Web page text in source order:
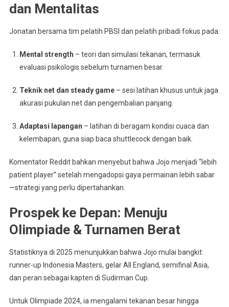
dan Mentalitas
Jonatan bersama tim pelatih PBSI dan pelatih pribadi fokus pada:
Mental strength – teori dan simulasi tekanan, termasuk
evaluasi psikologis sebelum turnamen besar.
Teknik net dan steady game– sesi latihan khusus untuk jaga
akurasi pukulan net dan pengembalian panjang.
Adaptasi lapangan – latihan di beragam kondisi cuaca dan
kelembapan, guna siap baca shuttlecock dengan baik.
Komentator Reddit bahkan menyebut bahwa Jojo menjadi “lebih
patient player” setelah mengadopsi gaya permainan lebih sabar
—strategi yang perlu dipertahankan.
Prospek ke Depan: Menuju
Olimpiade & Turnamen Berat
Statistiknya di 2025 menunjukkan bahwa Jojo mulai bangkit:
runner-up Indonesia Masters, gelar All England, semifinal Asia,
dan peran sebagai kapten di Sudirman Cup.
Untuk Olimpiade 2024, ia mengalami tekanan besar hingga